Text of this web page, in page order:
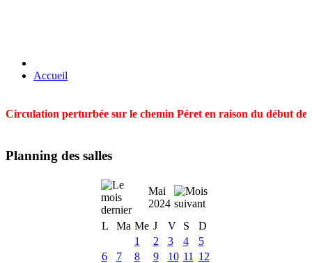
Accueil
Circulation perturbée sur le chemin Péret en raison du début
Planning des salles
Mai
2024
L
Ma Me J V S
D
1
2 3 4
5
6
7 8 9 10 11
12